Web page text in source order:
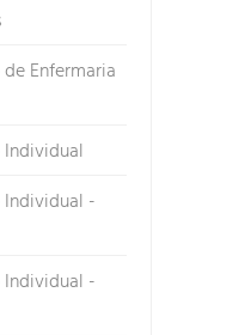
Enfermaria
-
-